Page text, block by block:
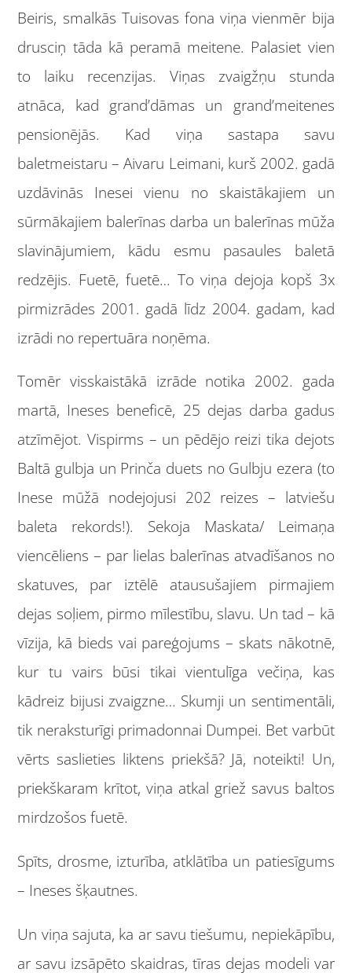
Beiris, smalkās Tuisovas fona viņa vienmēr bija
drusciņ tāda kā peramā meitene. Palasiet vien
to laiku recenzijas. Viņas zvaigžņu stunda
atnāca, kad grand’dāmas un grand’meitenes
pensionējās. Kad viņa sastapa savu
baletmeistaru – Aivaru Leimani, kurš 2002. gadā
uzdāvinās Inesei vienu no skaistākajiem un
sūrmākajiem balerīnas darba un balerīnas mūža
slavinājumiem, kādu esmu pasaules baletā
redzējis. Fuetē, fuetē… To viņa dejoja kopš 3x
pirmizrādes 2001. gadā līdz 2004. gadam, kad
izrādi no repertuāra noņēma.
Tomēr visskaistākā izrāde notika 2002. gada
martā, Ineses beneficē, 25 dejas darba gadus
atzīmējot. Vispirms – un pēdējo reizi tika dejots
Baltā gulbja un Prinča duets no Gulbju ezera (to
Inese mūžā nodejojusi 202 reizes – latviešu
baleta rekords!). Sekoja Maskata/ Leimaņa
viencēliens – par lielas balerīnas atvadīšanos no
skatuves, par iztēlē atausušajiem pirmajiem
dejas soļiem, pirmo mīlestību, slavu. Un tad – kā
vīzija, kā bieds vai pareģojums – skats nākotnē,
kur tu vairs būsi tikai vientulīga večiņa, kas
kādreiz bijusi zvaigzne… Skumji un sentimentāli,
tik neraksturīgi primadonnai Dumpei. Bet varbūt
vērts saslieties liktens priekšā? Jā, noteikti! Un,
priekškaram krītot, viņa atkal griež savus baltos
mirdzošos fuetē.
Spīts, drosme, izturība, atklātība un patiesīgums
– Ineses šķautnes.
Un viņa sajuta, ka ar savu tiešumu, nepiekāpību,
ar savu izsāpēto skaidras, tīras dejas modeli var